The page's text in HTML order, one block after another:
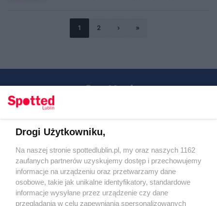
1 2 › »
KATEGORIE
Regulamin
Polityka prywatności
RODO
Warunki korzystania z treści
Drogi Użytkowniku,
Na naszej stronie spottedlublin.pl, my oraz naszych 1162
zaufanych partnerów uzyskujemy dostęp i przechowujemy
informacje na urządzeniu oraz przetwarzamy dane
osobowe, takie jak unikalne identyfikatory, standardowe
informacje wysyłane przez urządzenie czy dane
przeglądania w celu zapewniania spersonalizowanych